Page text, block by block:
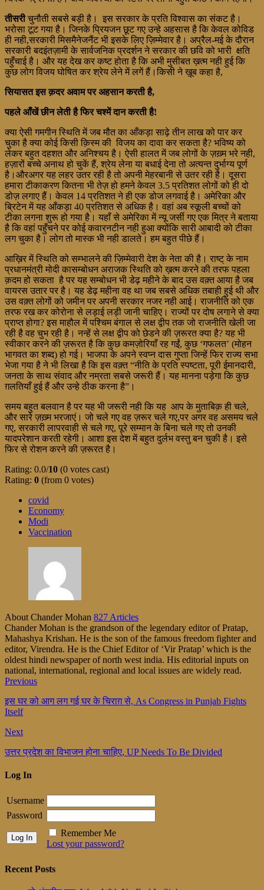
तीसरीचुनौती सबसे बड़ी है। इस सरकार के प्रति विश्वास का संकट है।
भरोसा टूट गया है। जिनके प्रियजन छूट गए उन्हे अहसास है कि केवल कोविड
ही नही,सरकारी मिसमैनेजनैंट भी इसके लिए ज़िम्मेवार है। अप्रैल-मई के दौरान
सरकारी बदइंतज़ामी के सार्वजनिक प्रदर्शन ने सरकार की छवि को भारी क्षति
पहुँचाई है। और यह देख कर कष्ट होता है कि अभी मुसीबत ख़त्म नही हुई कि
कुछ लोग विजय घोषित कर श्रेय लेने में लगें हैं।किसी ने ख़ूब कहा है,
सियासत इस क़दर अवाम पर अहसान करती है,
पहले आँखें छीन लेती है फिर चश्में दान करती है!
क्या ऐसी गमगीन स्थिति में जब मौत का आँकड़ा साढ़े तीन लाख को पार कर
चुका है क्या कोई किसी क़िस्म की विजय का दावा कर सकता है? भविष्य को
लेकर बहुत दहशत और अनिश्चय है। ऐसी हालत में जब लोगों के ज़ख़्म भरे नही,
हज़ारों बच्चे अनाथ हो चुकें हैं, श्रेय लेना या बधाई देना तो अत्यन्त दुर्भाग्य पूर्ण
है।औरअगर यह लहर उतर रही है तो अपनी मेहरबानी से उतर रही है। दूसरा
हमारा टीकाकरण कितना भी तेज़ हो हमने केवल 3.5 प्रतिशत लोगों को ही दो
डोज़ लगाए हैं। केवल 14 प्रतिशत ने ही एक डोज लगवाई है। अमेरिका और
ब्रिटेन में यह आँकड़ा 40 प्रतिशत से अधिक है। वहां अब स्कूली बच्चों को
टीका लगना शुरू हो गया है। यहाँ से अमेरिका में न्यू जर्सी गए एक मित्र ने बताया
है कि वहां पहुँचने पर कोई कवारनटीन नही हुआ क्योंकि सारी आबादी को टीका
लग चुका है। लोग तो मास्क भी नही डालते। हम बहुत पीछे हैं।
आख़िर में स्थिति को सम्भालने की ज़िम्मेवारी देश के नेता की है। राष्ट् के नाम
प्रधानमंत्री मोदी कासम्बोधन अराजक स्थिति को ख़त्म करने की तरफ पहला
क़दम हो सकता है पर यह सम्बोधन भी डेढ़ महीने के बाद उस वक़्त आया है जब
वायरस उतार पर है। यह डेढ़ महीना वह था जब सबसे अधिक तबाही हुई थी और
उस वक़्त लोगों को जमीन पर अपनी सरकार नजर नही आई। राजनीति को एक
तरफ रख कर कोरोना से लड़ाई लड़ी जानी चाहिए। राज्यों पर दोष लगाने से क्या
प्राप्त होगा? इस माहौल में पश्चिम बंगाल से लक्ष द्वीप तक जो राजनीति खेली जा
रही है वह चुभ रही है। नन्हें से लक्ष द्वीप को छेडने की ज़रूरत क्या है? यह भी
स्वीकार करने की ज़रूरत है कि कुछ कमज़ोरियाँ रह गईं, कुछ ‘गफलत’ (मोहन
भागवत का शब्द) हो गई। भाजपा के अपने स्वप्न दास गुप्ता जिन्हें फिर राज्य सभा
भेजा गया है ने भी लिखा है कि इस वक़्त “नीति के प्रति स्पष्टता, पूरी ईमानदारी,
जनता के साथ संवाद और नम्रता सबसे जरूरी हैं। यह मानना पड़ेगा कि कुछ
ग़लतियाँ हुई हैं और उन्हे ठीक करना है”।
समय बहुत बलवान है पर यह भी जरूरी नही कि यह आप के मुताबिक़ ही चले,
और सारे ज़ख़्म भरजाएं। जो चले गए वह ज़रूर चले गए,पर अगर वह असमय चले
गए, सरकारी लापरवाही से चले गए, पूरे सम्मान के बिना चले गए तो उनकी
यादपरेशान करती रहेगी। आशा इस देश में बहुत दुर्लभ वस्तु बन चुकी है। इसे
फिर से रोशन करने की ज़रूरत है।
Rating: 0.0/10 (0 votes cast)
Rating: 0 (from 0 votes)
covid
Economy
Modi
Vaccination
About Chander Mohan 827 Articles
Chander Mohan is the grandson of the legendary editor of Pratap,
Mahashya Krishan. He is the son of the famous freedom fighter and
editor, Virendra. He is the Chief Editor of ‘Vir Pratap’ which is the
oldest hindi newspaper of north west india. His editorial inputs on
national, international, regional and local issues are widely read.
Previous
इस घर को आग लग गई घर के चिराग़ से, As Congress in Punjab Fights
Itself
Next
उत्तर प्रदेश का विभाजन होना चाहिए, UP Needs To Be Divided
Log In
Username
Password
Remember Me
Lost your password?
Recent Posts